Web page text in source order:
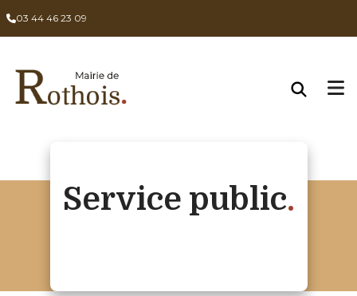
03 44 46 23 09
Service public